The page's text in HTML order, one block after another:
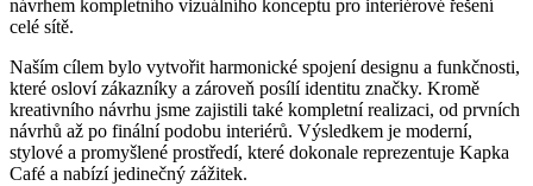
návrhem kompletního vizuálního konceptu pro interiérové řešení
celé sítě.
Naším cílem bylo vytvořit harmonické spojení designu a funkčnosti,
které osloví zákazníky a zároveň posílí identitu značky. Kromě
kreativního návrhu jsme zajistili také kompletní realizaci, od prvních
návrhů až po finální podobu interiérů. Výsledkem je moderní,
stylové a promyšlené prostředí, které dokonale reprezentuje Kapka
Café a nabízí jedinečný zážitek.